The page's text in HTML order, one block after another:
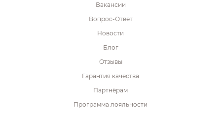
Вакансии
Вопрос-Ответ
Новости
Блог
Отзывы
Гарантия качества
Партнёрам
Программа лояльности